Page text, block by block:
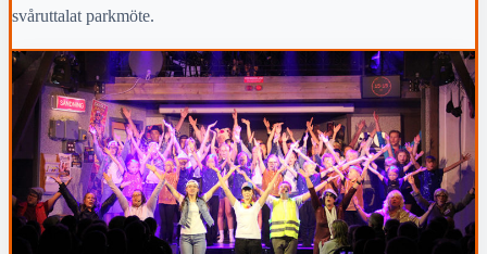
svåruttalat parkmöte.